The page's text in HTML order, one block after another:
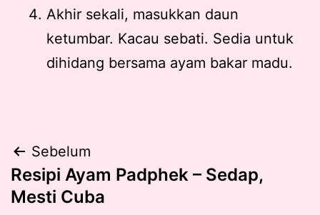
Akhir sekali, masukkan daun
ketumbar. Kacau sebati. Sedia untuk
dihidang bersama ayam bakar madu.
Post
navigation
Sebelum
Resipi Ayam Padphek – Sedap,
Mesti Cuba